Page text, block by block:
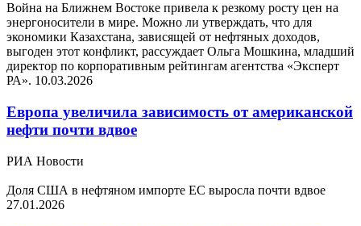
Война на Ближнем Востоке привела к резкому росту цен на
энергоносители в мире. Можно ли утверждать, что для
экономики Казахстана, зависящей от нефтяных доходов,
выгоден этот конфликт, рассуждает Ольга Мошкина, младший
директор по корпоративным рейтингам агентства «Эксперт
РА». 10.03.2026
Европа увеличила зависимость от американской
нефти почти вдвое
РИА Новости
Доля США в нефтяном импорте ЕС выросла почти вдвое
27.01.2026